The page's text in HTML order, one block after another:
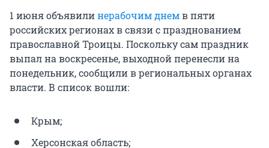
1 июня объявилинерабочим днемв пяти
российских регионах в связи с празднованием
православной Троицы. Поскольку сам праздник
выпал на воскресенье, выходной перенесли на
понедельник, сообщили в региональных органах
власти. В список вошли:
Крым;
Херсонская область;